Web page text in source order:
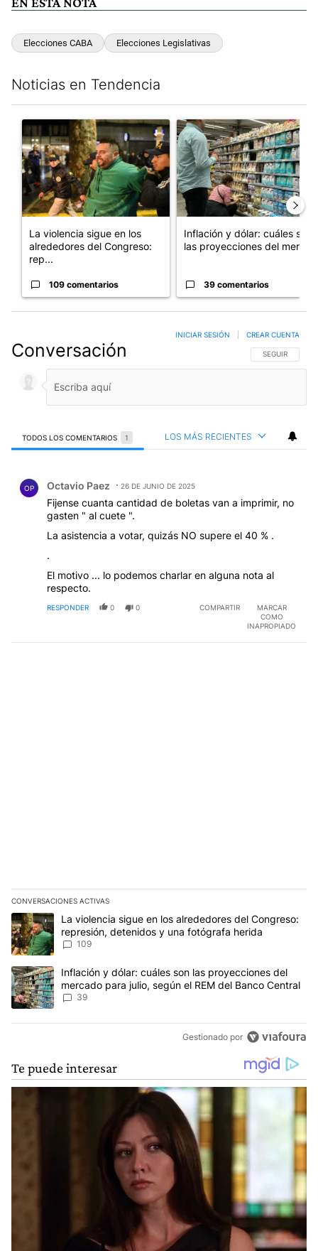
Elecciones CABA Elecciones Legislativas
Noticias en Tendencia
Un artículo de tendencia con el título "La violencia sigue en
La violencia sigue en los
alrededores del Congreso:
rep...
109 comentarios
Un artículo de tendencia con
Inflación y dólar: cuáles son
las proyecciones del merc...
39 comentarios
Conversación SIGA ESTA
SEGUIR
INICIAR SESIÓN CREAR CUENTA
TODOS LOS COMENTARIOS 1 LOS MÁS RECIENTES
OP Octavio Paez 26 DE JUNIO DE 2025
Fijense cuanta cantidad de boletas van a imprimir, no
gasten " al cuete ".
La asistencia a votar, quizás NO supere el 40 % .
.
El motivo ... lo podemos charlar en alguna nota al
respecto.
RESPONDER 0 0 COMPARTIR
MARCAR
COMO
INAPROPIADO
CONVERSACIONES ACTIVAS
Este listado muestra los artículos con más comentarios en los
Un artículo de tendencia con el título "La violencia sigue en los
La violencia sigue en los alrededores del Congreso:
represión, detenidos y una fotógrafa herida
109
Un artículo de tendencia con el título "Inflación y dólar: cuáles
Inflación y dólar: cuáles son las proyecciones del
mercado para julio, según el REM del Banco Central
39
Gestionado por